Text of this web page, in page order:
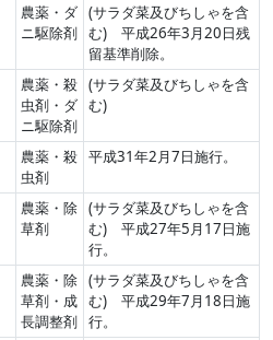
農薬・ダ
ニ駆除剤
(サラダ菜及びちしゃを含
む) 平成26年3月20日残
留基準削除。
農薬・殺
虫剤・ダ
ニ駆除剤
(サラダ菜及びちしゃを含
む)
農薬・殺
虫剤
平成31年2月7日施行。
農薬・除
草剤
(サラダ菜及びちしゃを含
む) 平成27年5月17日施
行。
農薬・除
草剤・成
長調整剤
(サラダ菜及びちしゃを含
む) 平成29年7月18日施
行。